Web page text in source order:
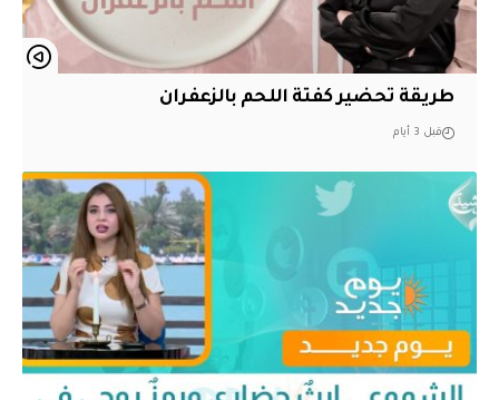
طريقة تحضير كفتة اللحم بالزعفران
قبل 3 أيام